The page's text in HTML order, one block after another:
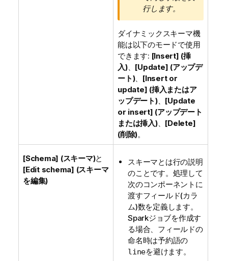
行します。
ダイナミックスキーマ機
能は以下のモードで使用
できます: [Insert] (挿
入)、 [Update] (アップデ
ート)、 [Insert or
update] (挿入またはア
ップデート)、 [Update
or insert] (アップデート
または挿入)、 [Delete]
(削除)。
[Schema] (スキーマ)と
[Edit schema] (スキーマ
を編集)
スキーマとは行の説明
のことです。処理して
次のコンポーネントに
渡すフィールド(カラ
ム)数を定義します。
Sparkジョブを作成す
る場合、フィールドの
命名時は予約語の
lineを避けます。